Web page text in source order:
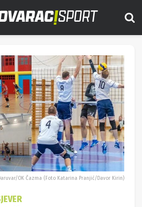
OK Čazma (Foto Katarina Pranjić/Davor Kirin)